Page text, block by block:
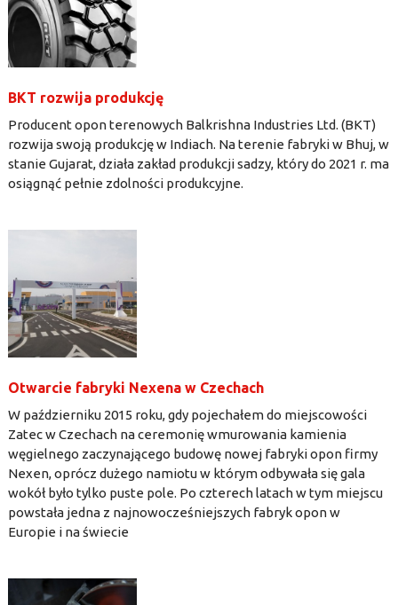
BKT rozwija produkcję
Producent opon terenowych Balkrishna Industries Ltd. (BKT)
rozwija swoją produkcję w Indiach. Na terenie fabryki w Bhuj, w
stanie Gujarat, działa zakład produkcji sadzy, który do 2021 r. ma
osiągnąć pełnie zdolności produkcyjne.
Otwarcie fabryki Nexena w Czechach
W październiku 2015 roku, gdy pojechałem do miejscowości
Zatec w Czechach na ceremonię wmurowania kamienia
węgielnego zaczynającego budowę nowej fabryki opon firmy
Nexen, oprócz dużego namiotu w którym odbywała się gala
wokół było tylko puste pole. Po czterech latach w tym miejscu
powstała jedna z najnowocześniejszych fabryk opon w
Europie i na świecie